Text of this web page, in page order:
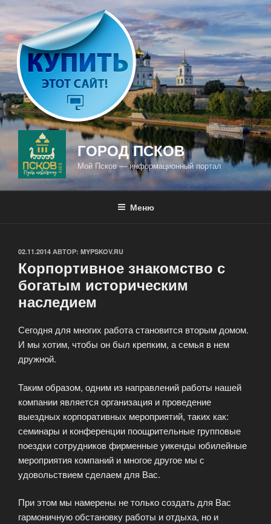
Перейти
содержимому
ГОРОД ПСКОВ
Мой Псков — информационный портал
Меню
ОПУБЛИКОВАНО
02.11.2014 АВТОР: MYPSKOV.RU
Корпортивное знакомство с
богатым историческим
наследием
Сегодня для многих работа становится вторым домом.
И мы хотим, чтобы он был крепким, а семья в нем
дружной.
Таким образом, одним из направлений работы нашей
компании является организация и проведение
выездных корпоративных мероприятий, таких как:
семинары и конференции поощрительные групповые
поездки сотрудников фирменные уикенды юбилейные
мероприятия компаний и многое другое мы с
удовольствием сделаем для Вас.
При этом мы намерены не только создать для Вас
гармоничную обстановку работы и отдыха, но и